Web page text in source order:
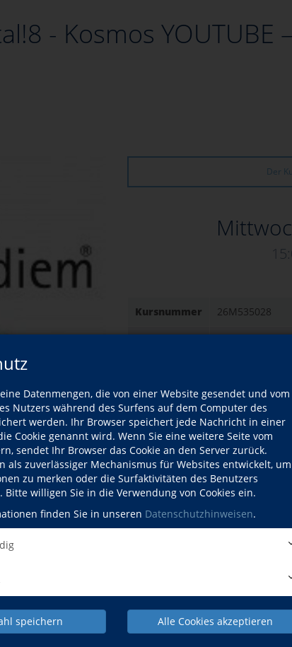
Datenmengen, die von einer Website gesendet und vom
Nutzers während des Surfens auf dem Computer des
werden. Ihr Browser speichert jede Nachricht in einer
Cookie genannt wird. Wenn Sie eine weitere Seite vom
sendet Ihr Browser das Cookie an den Server zurück.
als zuverlässiger Mechanismus für Websites entwickelt, um
zu merken oder die Surfaktivitäten des Benutzers
Bitte willigen Sie in die Verwendung von Cookies ein.
finden Sie in unseren Datenschutzhinweisen.
speichern Alle Cookies akzeptieren
- Kosmos YOUTUBE
Der
Kursnummer 26M535028
Gebühr kostenlos
Ort
Meißen,
Diem, Cafe-
Dresdner Straße
0662 Meißen
Kursdetails drucken
Hier klicken, um
sich
und unsere
Beispiel das
das
kommt
mehr
und
Vor- und
SLM
im Clubraum.